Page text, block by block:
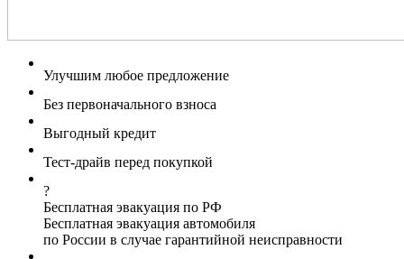
Улучшим любое предложение
Без первоначального взноса
Выгодный кредит
Тест-драйв перед покупкой
?
Бесплатная эвакуация по РФ
Бесплатная эвакуация автомобиля
по России в случае гарантийной неисправности